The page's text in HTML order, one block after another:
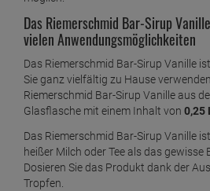
Das Riemerschmid Bar-Sirup
vielen Anwendungsmöglichkeiten
Das Riemerschmid Bar-Sirup Vanille
Sie ganz vielfältig zu Hause
Riemerschmid Bar-Sirup Vanille aus
Glasflasche mit einem Inhalt von 0,25
Das Riemerschmid Bar-Sirup Vanille
heißer Milch oder Tee als das
Dosieren Sie das Produkt dank der
Tropfen.